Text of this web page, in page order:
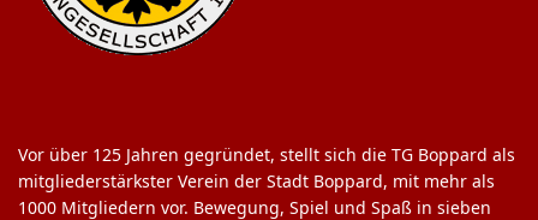
Vor über 125 Jahren gegründet, stellt sich die TG Boppard als
mitgliederstärkster Verein der Stadt Boppard, mit mehr als
1000 Mitgliedern vor. Bewegung, Spiel und Spaß in sieben